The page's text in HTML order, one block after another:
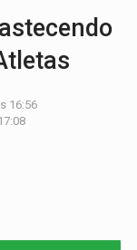
de chuvas isoladas nesta
16:56